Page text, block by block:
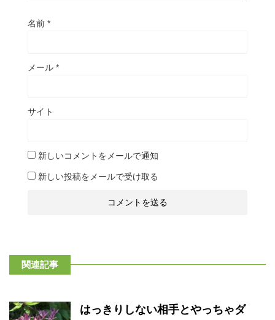
名前 *
メール *
サイト
新しいコメントをメールで通知
新しい投稿をメールで受け取る
関連記事
はっきりしない相手とやっちゃダ